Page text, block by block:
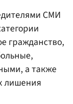
СМИ
гражданство,
а также
лишения